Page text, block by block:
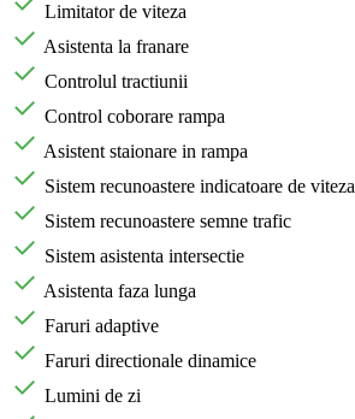
Limitator de viteza
Asistenta la franare
Controlul tractiunii
Control coborare rampa
Asistent staionare in rampa
Sistem recunoastere indicatoare de viteza
Sistem recunoastere semne trafic
Sistem asistenta intersectie
Asistenta faza lunga
Faruri adaptive
Faruri directionale dinamice
Lumini de zi